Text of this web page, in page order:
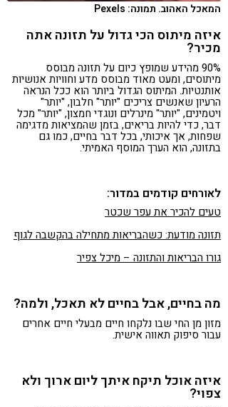
המאכל האהוב. תמונה: Pexels
איזה מיתוס הכי גדול על תזונה אתה
מכיר?
90% מהידע שמופץ כיום על תזונה מבוסס
מיתוסים, ומעט מאוד מבוסס מדע וחוויות אנושיות
אותנטיות. המיתוס הגדול ביותר הוא ככל הנראה
הרעיון שאנשים צריכים "יותר" חלבון, "יותר"
ויטמינים, "יותר" מינרלים ונוגדי חמצון, "יותר" מכל
דבר, כדי להיות בריאים, בזמן שהמציאות מדגימה
שפחות, אך איכותי, בכל דבר בחיים, כמו גם
בתזונה, הוא הערך המוסף האמיתי.
לאורחים קודמים במדור:
טעים להכיר את עפר שכטר
תזונה מודעת: כשהבריאות מתחילה בהקשבה לגוף
גורו הבריאות והתזונה – מיכל צפיר
מה בחיים, אבל בחיים לא תאכל, ולמה?
מזון מן החי שבו נלקחו חיים מבעלי חיים אחרים
עבור סיפוק תאווה אישית.
איזה אוכל תיקח איתך ליום ארוך ולא
צפוי?